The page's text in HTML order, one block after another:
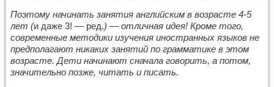
Поэтому начинать занятия английским в возрасте 4-5
лет (и даже 3! — ред.) — отличная идея! Кроме того,
современные методики изучения иностранных языков не
предполагают никаких занятий по грамматике в этом
возрасте. Дети начинают сначала говорить, а потом,
значительно позже, читать и писать.